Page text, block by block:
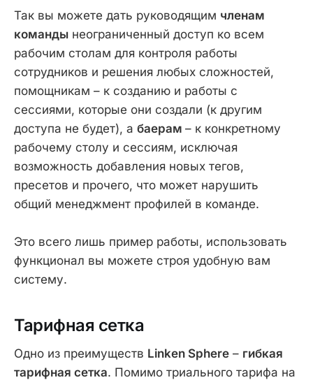
Так вы можете дать руководящим членам
команды неограниченный доступ ко всем
рабочим столам для контроля работы
сотрудников и решения любых сложностей,
помощникам – к созданию и работы с
сессиями, которые они создали (к другим
доступа не будет), а баерам – к конкретному
рабочему столу и сессиям, исключая
возможность добавления новых тегов,
пресетов и прочего, что может нарушить
общий менеджмент профилей в команде.
Это всего лишь пример работы, использовать
функционал вы можете строя удобную вам
систему.
Тарифная сетка
Одно из преимуществ Linken Sphere – гибкая
тарифная сетка. Помимо триального тарифа на